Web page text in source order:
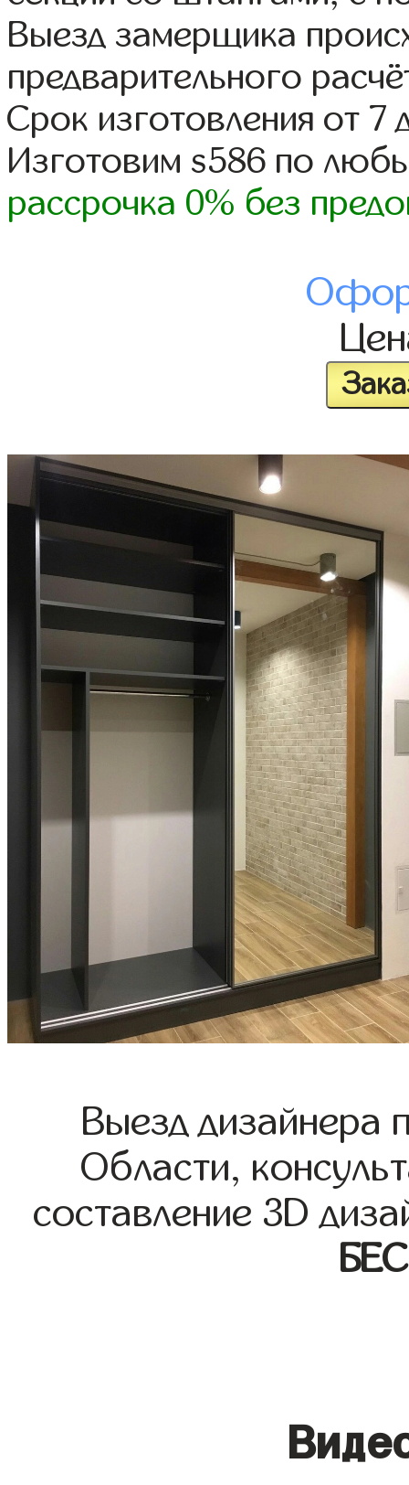
Выезд замерщика
предварительного
Срок изготовления от 7
Изготовим s586 по
рассрочка 0% без
Выезд дизайнера
Области,
составление 3D